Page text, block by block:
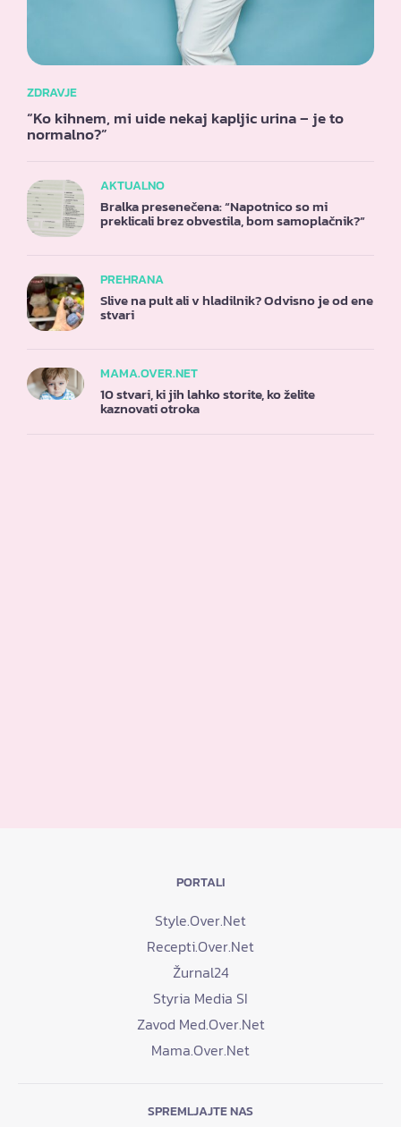
ZDRAVJE
“Ko kihnem, mi uide nekaj kapljic urina – je to
normalno?”
AKTUALNO
Bralka presenečena: “Napotnico so mi
preklicali brez obvestila, bom samoplačnik?”
PREHRANA
Slive na pult ali v hladilnik? Odvisno je od ene
stvari
MAMA.OVER.NET
10 stvari, ki jih lahko storite, ko želite
kaznovati otroka
PORTALI
Style.Over.Net
Recepti.Over.Net
Žurnal24
Styria Media SI
Zavod Med.Over.Net
Mama.Over.Net
SPREMLJAJTE NAS